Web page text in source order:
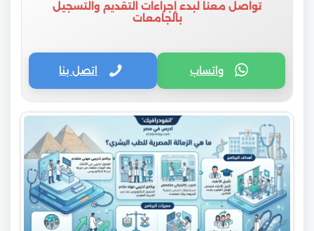
تواصل معنا لبدء إجراءات التقديم والتسجيل
بالجامعات
واتساب اتصل بنا